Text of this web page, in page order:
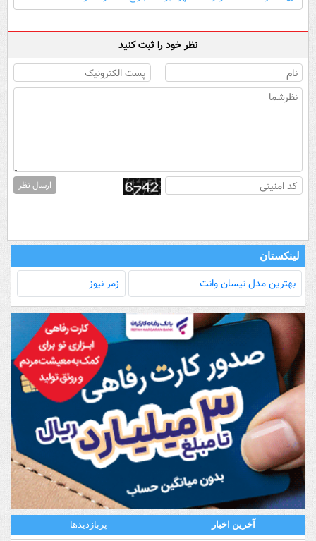
نظر خود را ثبت کنید
ارسال نظر
لینکستان
بهترین مدل‌ نیسان وانت زمر نیوز
آخرین اخبار پربازدیدها